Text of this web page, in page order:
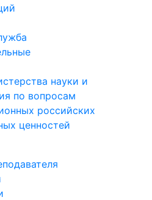
науки и
по вопросам
российских
ценностей